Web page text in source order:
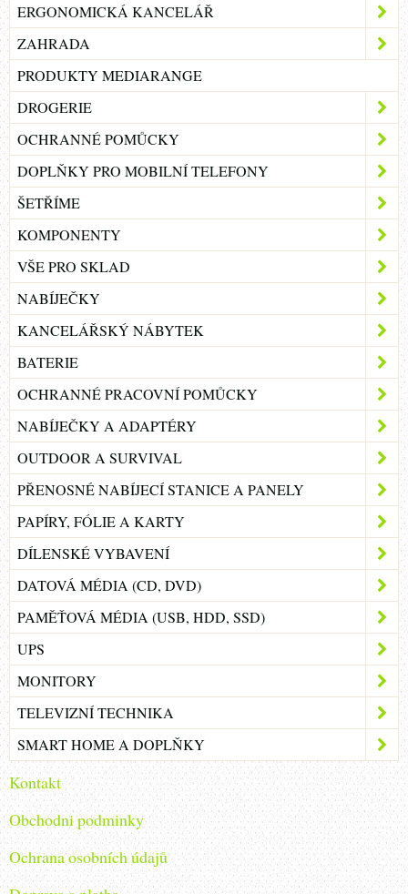
ERGONOMICKÁ KANCELÁŘ
ZAHRADA
PRODUKTY MEDIARANGE
DROGERIE
OCHRANNÉ POMŮCKY
DOPLŇKY PRO MOBILNÍ TELEFONY
ŠETŘÍME
KOMPONENTY
VŠE PRO SKLAD
NABÍJEČKY
KANCELÁŘSKÝ NÁBYTEK
BATERIE
OCHRANNÉ PRACOVNÍ POMŮCKY
NABÍJEČKY A ADAPTÉRY
OUTDOOR A SURVIVAL
PŘENOSNÉ NABÍJECÍ STANICE A PANELY
PAPÍRY, FÓLIE A KARTY
DÍLENSKÉ VYBAVENÍ
DATOVÁ MÉDIA (CD, DVD)
PAMĚŤOVÁ MÉDIA (USB, HDD, SSD)
UPS
MONITORY
TELEVIZNÍ TECHNIKA
SMART HOME A DOPLŇKY
Kontakt
Obchodni podminky
Ochrana osobních údajů